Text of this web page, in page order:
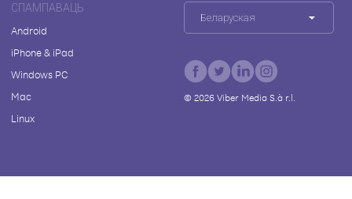
СПАМПАВАЦЬ
Android
iPhone & iPad
Windows PC
Mac
Linux
Беларуская
© 2026Viber Media S.à r.l.